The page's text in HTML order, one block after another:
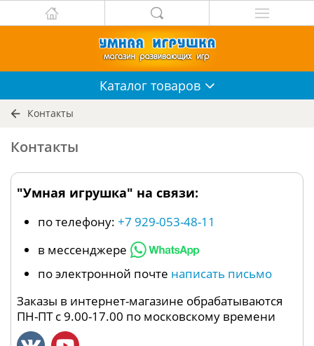
Каталог товаров
Контакты
Контакты
"Умная игрушка" на связи:
по телефону: +7 929-053-48-11
в мессенджере
по электронной почте написать письмо
Заказы в интернет-магазине обрабатываются
ПН-ПТ с 9.00-17.00 по московскому времени